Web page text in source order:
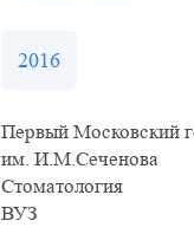
2016
Первый Московский
им. И.М.Сеченова
Стоматология
ВУЗ